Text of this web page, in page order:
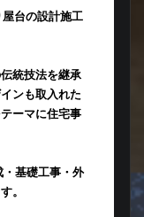
台の設計施工
統技法を継承
ンも取入れた
ーマに住宅事
基礎工事・外
。